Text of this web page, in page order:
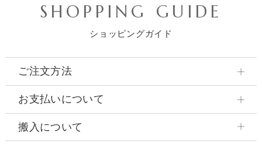
SHOPPING GUIDE
ショッピングガイド
ご注文方法
お支払いについて
搬入について